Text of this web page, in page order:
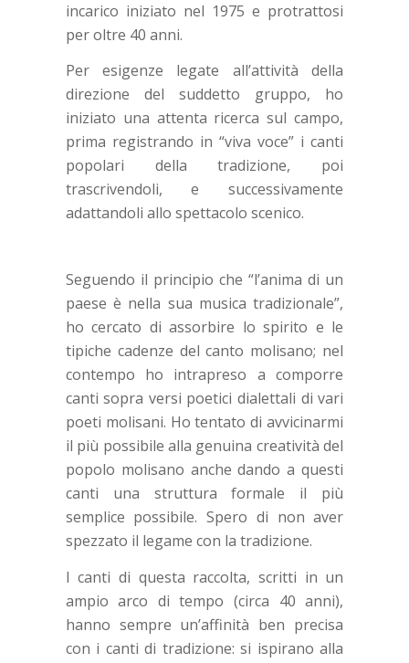
incarico iniziato nel 1975 e protrattosi
per oltre 40 anni.
Per esigenze legate all’attività della
direzione del suddetto gruppo, ho
iniziato una attenta ricerca sul campo,
prima registrando in “viva voce” i canti
popolari della tradizione, poi
trascrivendoli, e successivamente
adattandoli allo spettacolo scenico.
Seguendo il principio che “l’anima di un
paese è nella sua musica tradizionale”,
ho cercato di assorbire lo spirito e le
tipiche cadenze del canto molisano; nel
contempo ho intrapreso a comporre
canti sopra versi poetici dialettali di vari
poeti molisani. Ho tentato di avvicinarmi
il più possibile alla genuina creatività del
popolo molisano anche dando a questi
canti una struttura formale il più
semplice possibile. Spero di non aver
spezzato il legame con la tradizione.
I canti di questa raccolta, scritti in un
ampio arco di tempo (circa 40 anni),
hanno sempre un’affinità ben precisa
con i canti di tradizione: si ispirano alla